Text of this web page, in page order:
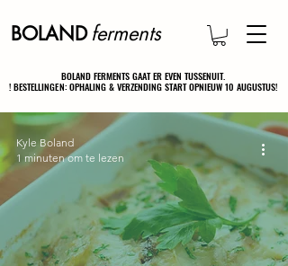
BOLAND ferments
BOLAND FERMENTS GAAT ER EVEN TUSSENUIT.
! BESTELLINGEN: OPHALING & VERZENDING START OPNIEUW 10 AUGUSTUS!
BOLAND FERMENTS GAAT ER EVEN TUSSENUIT.
! BESTELLINGEN: OPHALING & VERZENDING START OPNIEUW 10 AUGUSTUS!
Kyle Boland
1 minuten om te lezen